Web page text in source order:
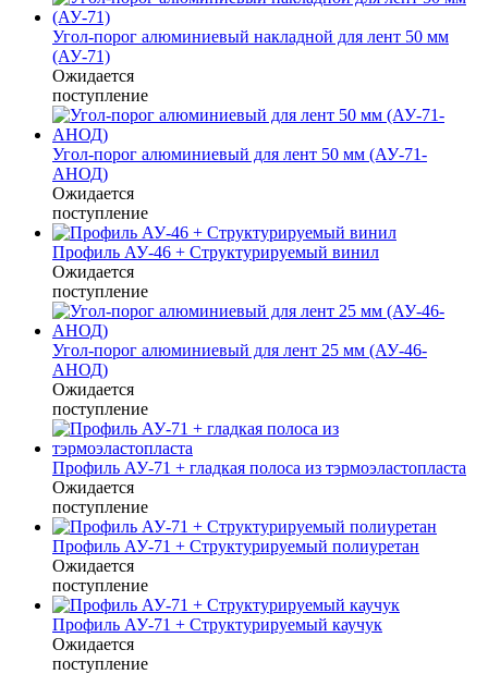
Угол-порог алюминиевый накладной для лент 50 мм
(АУ-71)
Ожидается
поступление
Угол-порог алюминиевый для лент 50 мм (АУ-71-
АНОД)
Ожидается
поступление
Профиль АУ-46 + Структурируемый винил
Ожидается
поступление
Угол-порог алюминиевый для лент 25 мм (АУ-46-
АНОД)
Ожидается
поступление
Профиль АУ-71 + гладкая полоса из тэрмоэластопласта
Ожидается
поступление
Профиль АУ-71 + Структурируемый полиуретан
Ожидается
поступление
Профиль АУ-71 + Структурируемый каучук
Ожидается
поступление